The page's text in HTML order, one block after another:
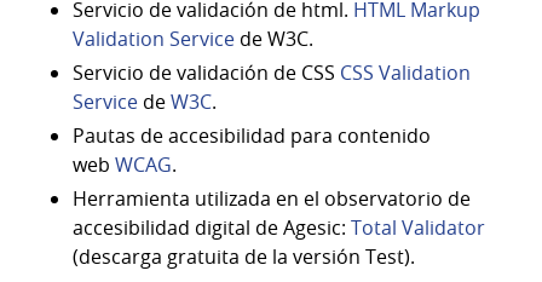
Servicio de validación de html. HTML Markup
Validation Service de W3C.
Servicio de validación de CSS CSS Validation
Service deW3C.
Pautas de accesibilidad para contenido
web WCAG.
Herramienta utilizada en el observatorio de
accesibilidad digital de Agesic: Total Validator
(descarga gratuita de la versión Test).